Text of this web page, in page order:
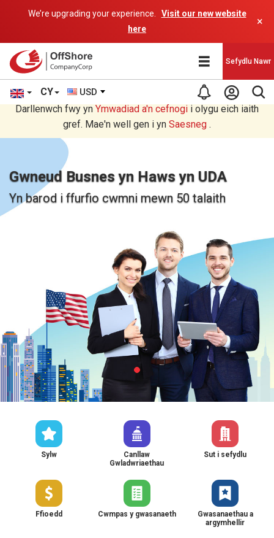
We’re upgrading your experience.
Visit our new website
here
×
CY USD
Sefydlu Nawr
Rydych chi'n darllen yn Welsh cyfieithu gan raglen AI.
Darllenwch fwy yn Ymwadiad a'n cefnogi i olygu eich iaith
gref. Mae'n well gen i yn Saesneg .
Gwneud Busnes yn Haws yn UDA
Yn barod i ffurfio cwmni mewn 50 talaith
Sylw
Canllaw
Gwladwriaethau
Sut i sefydlu
Ffioedd Cwmpas y gwasanaeth
Gwasanaethau a
argymhellir